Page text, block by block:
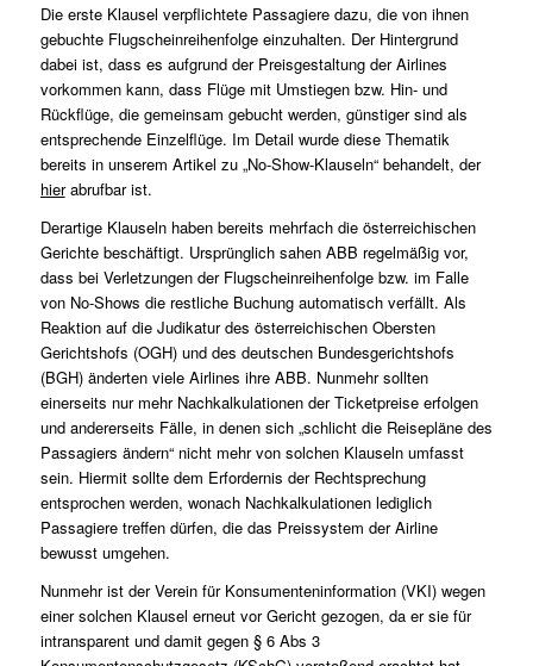
Die erste Klausel verpflichtete Passagiere dazu, die von ihnen
gebuchte Flugscheinreihenfolge einzuhalten. Der Hintergrund
dabei ist, dass es aufgrund der Preisgestaltung der Airlines
vorkommen kann, dass Flüge mit Umstiegen bzw. Hin- und
Rückflüge, die gemeinsam gebucht werden, günstiger sind als
entsprechende Einzelflüge. Im Detail wurde diese Thematik
bereits in unserem Artikel zu „No-Show-Klauseln“ behandelt, der
hierabrufbar ist.
Derartige Klauseln haben bereits mehrfach die österreichischen
Gerichte beschäftigt. Ursprünglich sahen ABB regelmäßig vor,
dass bei Verletzungen der Flugscheinreihenfolge bzw. im Falle
von No-Shows die restliche Buchung automatisch verfällt. Als
Reaktion auf die Judikatur des österreichischen Obersten
Gerichtshofs (OGH) und des deutschen Bundesgerichtshofs
(BGH) änderten viele Airlines ihre ABB. Nunmehr sollten
einerseits nur mehr Nachkalkulationen der Ticketpreise erfolgen
und andererseits Fälle, in denen sich „schlicht die Reisepläne des
Passagiers ändern“ nicht mehr von solchen Klauseln umfasst
sein. Hiermit sollte dem Erfordernis der Rechtsprechung
entsprochen werden, wonach Nachkalkulationen lediglich
Passagiere treffen dürfen, die das Preissystem der Airline
bewusst umgehen.
Nunmehr ist der Verein für Konsumenteninformation (VKI) wegen
einer solchen Klausel erneut vor Gericht gezogen, da er sie für
intransparent und damit gegen § 6 Abs 3